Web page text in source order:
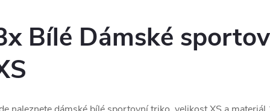
Bílé Dámské